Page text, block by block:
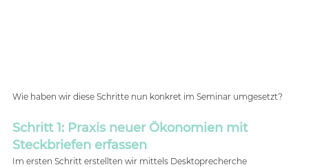
Wie haben wir diese Schritte nun konkret im Seminar umgesetzt?
Schritt 1: Praxis neuer Ökonomien mit
Steckbriefen erfassen
Im ersten Schritt erstellten wir mittels Desktoprecherche